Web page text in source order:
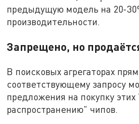
предыдущую модель на 20-
производительности.
Запрещено, но
В поисковых агрегаторах
соответствующему запросу
предложения на покупку
распространению" чипов.